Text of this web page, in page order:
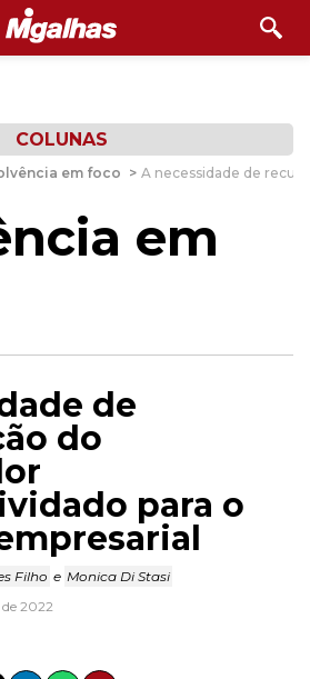
COLUNAS
em foco > A necessidade de
em
de
do
para o
Filho e Monica Di Stasi
2022